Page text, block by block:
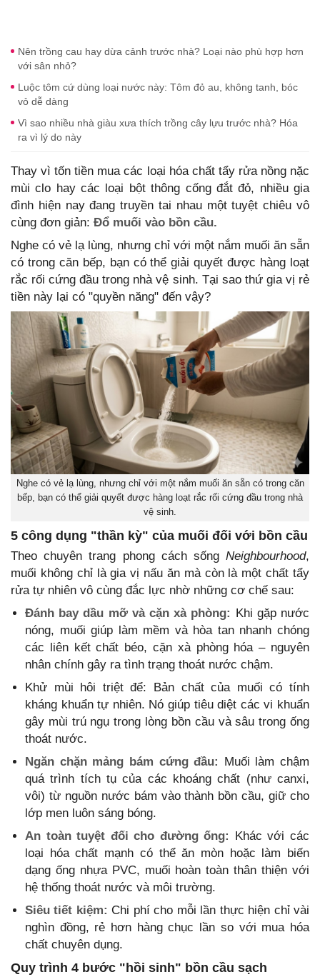
Nên trồng cau hay dừa cảnh trước nhà? Loại nào phù hợp hơn
với sân nhỏ?
Luộc tôm cứ dùng loại nước này: Tôm đỏ au, không tanh, bóc
vỏ dễ dàng
Vì sao nhiều nhà giàu xưa thích trồng cây lựu trước nhà? Hóa
ra vì lý do này
Thay vì tốn tiền mua các loại hóa chất tẩy rửa nồng nặc
mùi clo hay các loại bột thông cống đắt đỏ, nhiều gia
đình hiện nay đang truyền tai nhau một tuyệt chiêu vô
cùng đơn giản: Đổ muối vào bồn cầu.
Nghe có vẻ lạ lùng, nhưng chỉ với một nắm muối ăn sẵn
có trong căn bếp, bạn có thể giải quyết được hàng loạt
rắc rối cứng đầu trong nhà vệ sinh. Tại sao thứ gia vị rẻ
tiền này lại có "quyền năng" đến vậy?
Nghe có vẻ lạ lùng, nhưng chỉ với một nắm muối ăn sẵn có trong căn
bếp, bạn có thể giải quyết được hàng loạt rắc rối cứng đầu trong nhà
vệ sinh.
5 công dụng "thần kỳ" của muối đối với bồn cầu
Theo chuyên trang phong cách sống Neighbourhood,
muối không chỉ là gia vị nấu ăn mà còn là một chất tẩy
rửa tự nhiên vô cùng đắc lực nhờ những cơ chế sau:
Đánh bay dầu mỡ và cặn xà phòng: Khi gặp nước
nóng, muối giúp làm mềm và hòa tan nhanh chóng
các liên kết chất béo, cặn xà phòng hóa – nguyên
nhân chính gây ra tình trạng thoát nước chậm.
Khử mùi hôi triệt để: Bản chất của muối có tính
kháng khuẩn tự nhiên. Nó giúp tiêu diệt các vi khuẩn
gây mùi trú ngụ trong lòng bồn cầu và sâu trong ống
thoát nước.
Ngăn chặn mảng bám cứng đầu: Muối làm chậm
quá trình tích tụ của các khoáng chất (như canxi,
vôi) từ nguồn nước bám vào thành bồn cầu, giữ cho
lớp men luôn sáng bóng.
An toàn tuyệt đối cho đường ống: Khác với các
loại hóa chất mạnh có thể ăn mòn hoặc làm biến
dạng ống nhựa PVC, muối hoàn toàn thân thiện với
hệ thống thoát nước và môi trường.
Siêu tiết kiệm: Chi phí cho mỗi lần thực hiện chỉ vài
nghìn đồng, rẻ hơn hàng chục lần so với mua hóa
chất chuyên dụng.
Quy trình 4 bước "hồi sinh" bồn cầu sạch